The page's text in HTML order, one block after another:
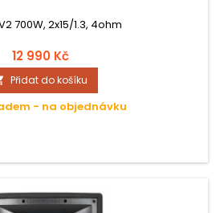
700W, 2x15/1.3, 4ohm
12 990 Kč
Přidat do košíku
- na objednávku